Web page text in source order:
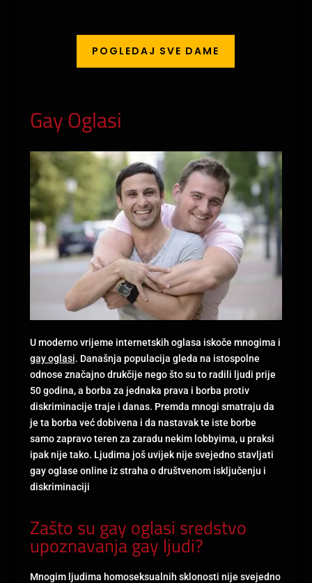
POGLEDAJ SVE DAME
Gay Oglasi
U moderno vrijeme internetskih oglasa iskoče mnogima i
gay oglasi. Današnja populacija gleda na istospolne
odnose značajno drukčije nego što su to radili ljudi prije
50 godina, a borba za jednaka prava i borba protiv
diskriminacije traje i danas. Premda mnogi smatraju da
je ta borba već dobivena i da nastavak te iste borbe
samo zapravo teren za zaradu nekim lobbyima, u praksi
ipak nije tako. Ljudima još uvijek nije svejedno stavljati
gay oglase online iz straha o društvenom isključenju i
diskriminaciji
Zašto su gay oglasi sredstvo
upoznavanja gay ljudi?
Mnogim ljudima homoseksualnih sklonosti nije svejedno